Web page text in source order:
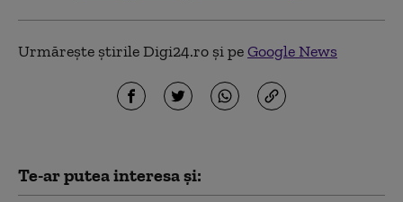
Urmărește știrile Digi24.ro și peGoogle News
Te-ar putea interesa și: